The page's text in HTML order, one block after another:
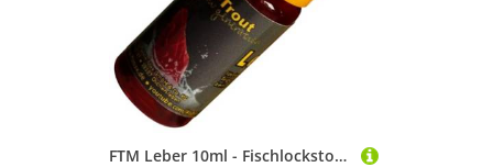
FTM Leber 10ml - Fischlockstoff zum Angeln, Lockstoff für Raubfische, Forellen & Friedfische, Lockmittel für Fische, Lockstoffe